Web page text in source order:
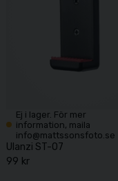
Ej i lager. För mer
information, maila
info@mattssonsfoto.se
Ulanzi ST-07
99 kr